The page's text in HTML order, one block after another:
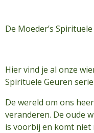
De Moeder’s
Hier vind je al onze
Spirituele Geuren serie.
De wereld om ons
veranderen. De oude
is voorbij en komt niet